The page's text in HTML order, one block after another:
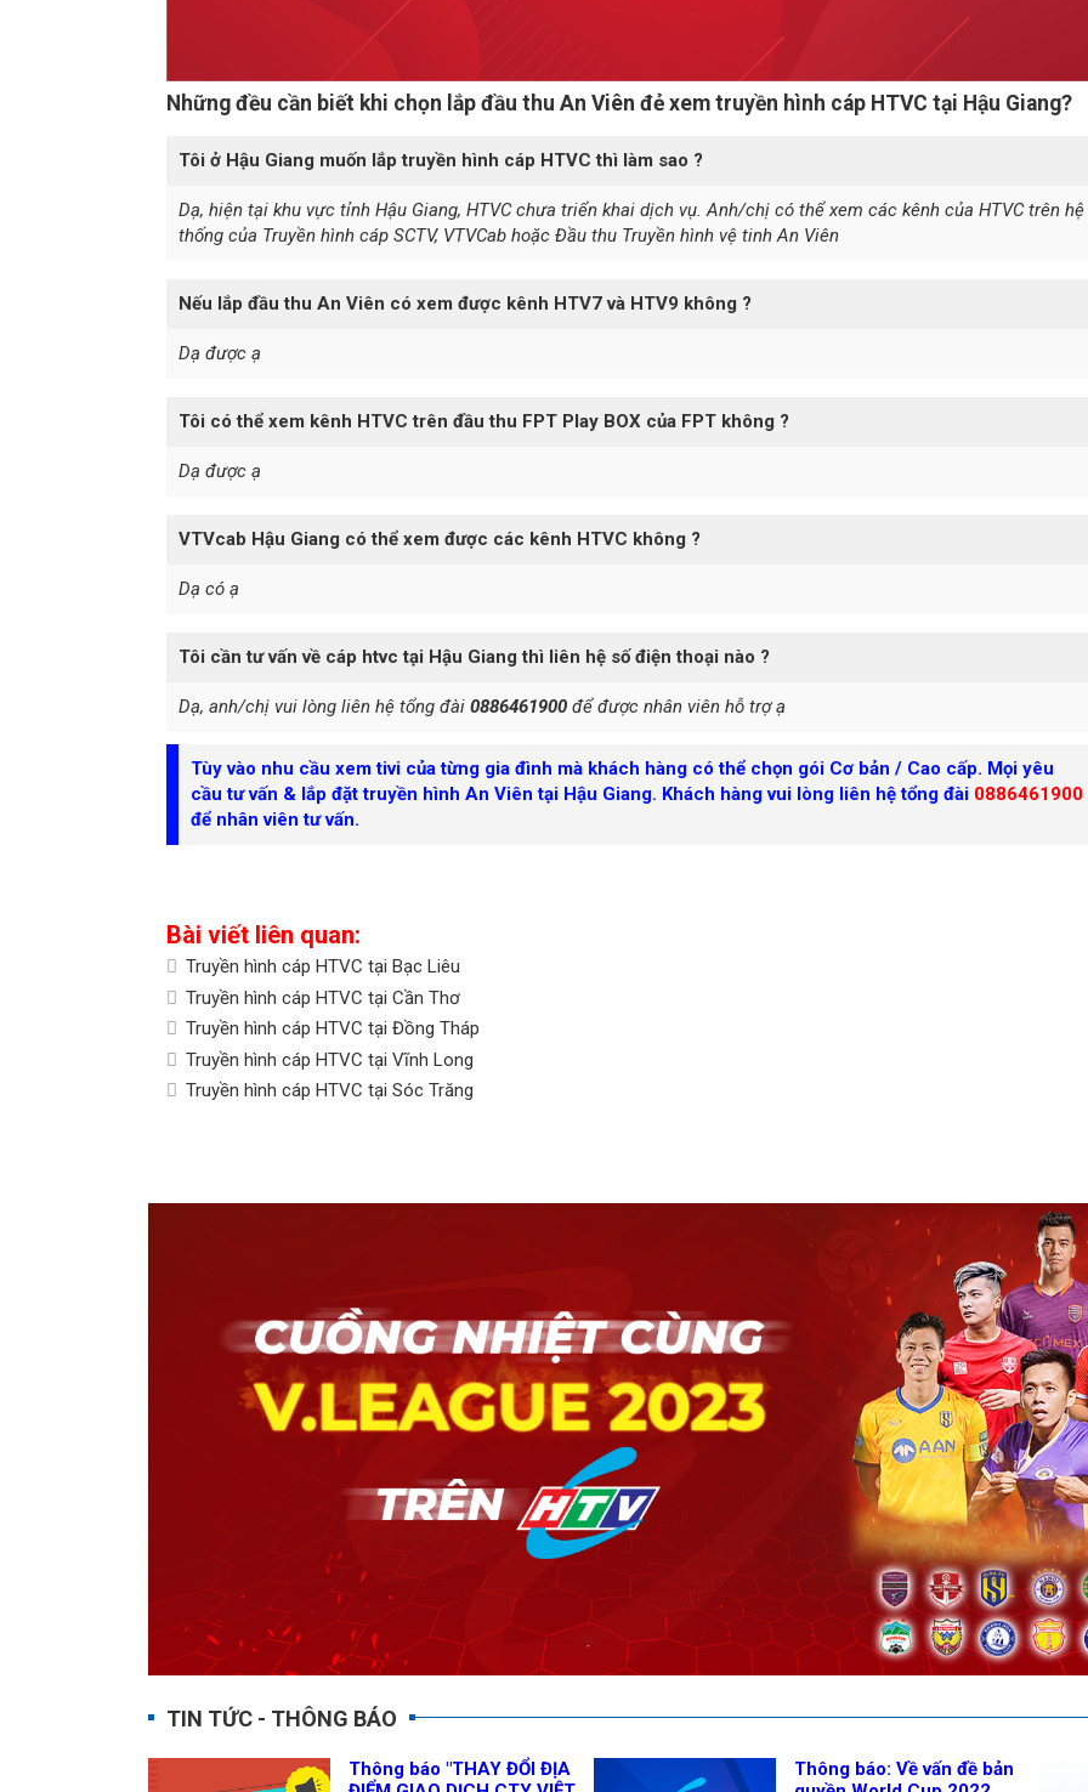
Những đều cần biết khi chọn lắp đầu thu An Viên đẻ xem truyền hình cáp HTVC tại Hậu Giang?
Tôi ở Hậu Giang muốn lắp truyền hình cáp HTVC thì làm sao ?
Dạ, hiện tại khu vực tỉnh Hậu Giang, HTVC chưa triển khai dịch vụ. Anh/chị có thể xem các kênh của HTVC trên hệ
thống của Truyền hình cáp SCTV, VTVCab hoặc Đầu thu Truyền hình vệ tinh An Viên
Nếu lắp đầu thu An Viên có xem được kênh HTV7 và HTV9 không ?
Dạ được ạ
Tôi có thể xem kênh HTVC trên đầu thu FPT Play BOX của FPT không ?
Dạ được ạ
VTVcab Hậu Giang có thể xem được các kênh HTVC không ?
Dạ có ạ
Tôi cần tư vấn về cáp htvc tại Hậu Giang thì liên hệ số điện thoại nào ?
Dạ, anh/chị vui lòng liên hệ tổng đài 0886461900 để được nhân viên hỗ trợ ạ
Tùy vào nhu cầu xem tivi của từng gia đình mà khách hàng có thể chọn gói Cơ bản / Cao cấp. Mọi yêu
cầu tư vấn & lắp đặt truyền hình An Viên tại Hậu Giang. Khách hàng vui lòng liên hệ tổng đài 0886461900
để nhân viên tư vấn.
Bài viết liên quan:
Truyền hình cáp HTVC tại Bạc Liêu
Truyền hình cáp HTVC tại Cần Thơ
Truyền hình cáp HTVC tại Đồng Tháp
Truyền hình cáp HTVC tại Vĩnh Long
Truyền hình cáp HTVC tại Sóc Trăng
TIN TỨC - THÔNG BÁO
Thông báo "THAY ĐỔI ĐỊA
Thông báo: Về vấn đề bản